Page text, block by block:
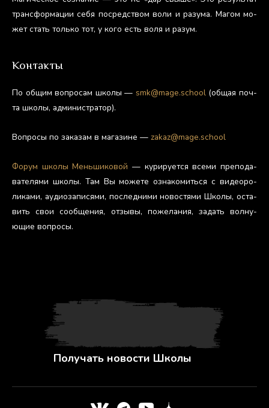
тран­сфор­ма­ции се­бя пос­редс­твом во­ли и ра­зума. Ма­гом мо­
жет стать толь­ко тот, у ко­го есть во­ля и ра­зум.
Контакты
По об­щим воп­ро­сам шко­лы — smk@mage.school(об­щая поч­
та шко­лы, ад­ми­нис­тра­тор).
Воп­ро­сы по за­казам в ма­гази­не — zakaz@mage.school
Фо­рум шко­лы Мень­ши­ковой — ку­риру­ет­ся все­ми пре­пода­
вате­лями шко­лы. Там Вы мо­жете оз­на­комить­ся с ви­де­оро­
лика­ми, а­уди­оза­пися­ми, пос­ледни­ми но­вос­тя­ми Шко­лы, ос­та­
вить свои со­об­ще­ния, от­зы­вы, по­жела­ния, за­дать вол­ну­
ющие воп­ро­сы.
Получать новости Школы